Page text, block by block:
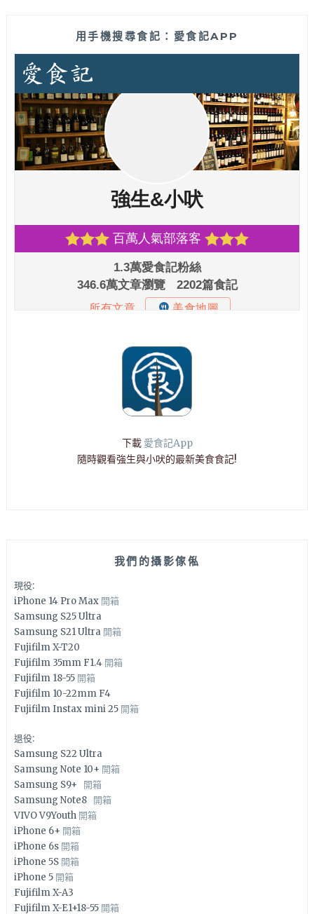
用手機搜尋食記：愛食記APP
下載 愛食記App
隨時觀看強生與小吠的最新美食食記!
我們的攝影傢俬
現役:
iPhone 14 Pro Max 開箱
Samsung S25 Ultra
Samsung S21 Ultra 開箱
Fujifilm X-T20
Fujifilm 35mm F1.4 開箱
Fujifilm 18-55 開箱
Fujifilm 10-22mm F4
Fujifilm Instax mini 25 開箱
退役:
Samsung S22 Ultra
Samsung Note 10+ 開箱
Samsung S9+ 開箱
Samsung Note8 開箱
VIVO V9Youth 開箱
iPhone 6+ 開箱
iPhone 6s 開箱
iPhone 5S 開箱
iPhone 5 開箱
Fujifilm X-A3
Fujifilm X-E1+18-55 開箱